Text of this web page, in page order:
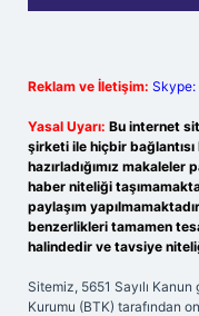
Reklam ve İletişim:
Yasal Uyarı: Bu internet
şirketi ile hiçbir
hazırladığımız
haber niteliği
paylaşım
benzerlikleri tamamen
halindedir ve tavsiye
Sitemiz, 5651 Sayılı
Kurumu (BTK) tarafından